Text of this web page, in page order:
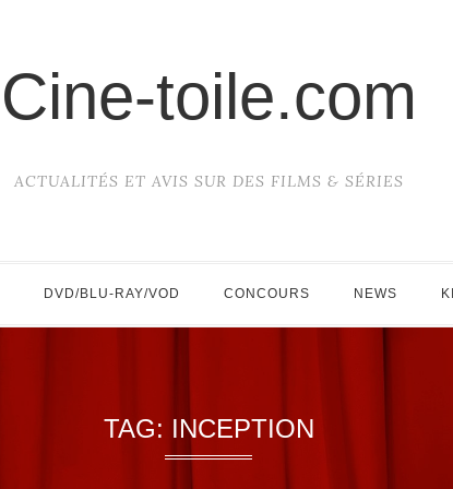
Cine-toile.com
ACTUALITÉS ET AVIS SUR DES FILMS & SÉRIES
DVD/BLU-RAY/VOD CONCOURS NEWS
TAG: INCEPTION